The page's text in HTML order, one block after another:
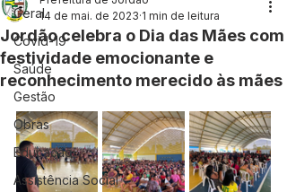
Geral
Covid-19
Saúde
Gestão
Obras
Educação
Assistência Social
Jordão celebra o Dia das Mães com
festividade emocionante e
reconhecimento merecido às mães
14 de mai. de 2023 1 min de leitura